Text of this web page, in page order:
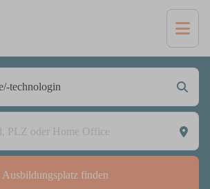
Ausbildungsplatz finden